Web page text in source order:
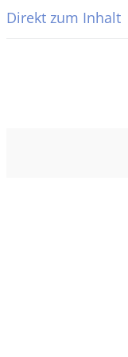
Direkt zum Inhalt